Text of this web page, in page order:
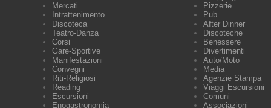
Mercati
Intrattenimento
Discoteca
Teatro-Danza
Corsi
Gare-Sportive
Manifestazioni
Convegni
Riti-Religiosi
Reading
Escursioni
Enogastronomia
Pizzerie
Pub
After Dinner
Discoteche
Benessere
Divertimenti
Auto/Moto
Media
Agenzie Stampa
Viaggi Escursioni
Comuni
Associazioni